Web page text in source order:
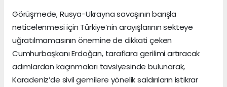
Görüşmede, Rusya-Ukrayna savaşının barışla
neticelenmesi için Türkiye’nin arayışlarının sekteye
uğratılmamasının önemine de dikkati çeken
Cumhurbaşkanı Erdoğan, taraflara gerilimi artıracak
adımlardan kaçınmaları tavsiyesinde bulunarak,
Karadeniz’de sivil gemilere yönelik saldırıların istikrar